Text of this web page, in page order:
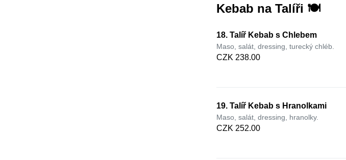
Kebab na Talíři 🍽️
18. Talíř Kebab s Chlebem
Maso, salát, dressing, turecký chléb.
CZK 238.00
19. Talíř Kebab s Hranolkami
Maso, salát, dressing, hranolky.
CZK 252.00